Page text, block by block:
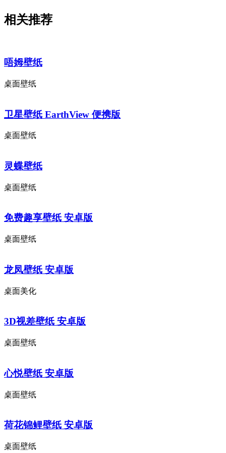
相关推荐
唔姆壁纸
桌面壁纸
卫星壁纸 EarthView 便携版
桌面壁纸
灵蝶壁纸
桌面壁纸
免费趣享壁纸 安卓版
桌面壁纸
龙凤壁纸 安卓版
桌面美化
3D视差壁纸 安卓版
桌面壁纸
心悦壁纸 安卓版
桌面壁纸
荷花锦鲤壁纸 安卓版
桌面壁纸